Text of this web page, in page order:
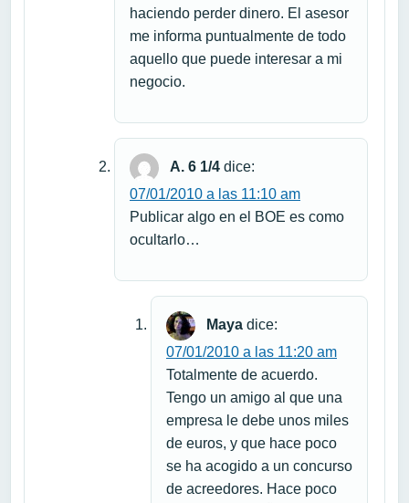
haciendo perder dinero. El asesor
me informa puntualmente de todo
aquello que puede interesar a mi
negocio.
A. 6 1/4 dice:
07/01/2010 a las 11:10 am
Publicar algo en el BOE es como
ocultarlo…
Maya dice:
07/01/2010 a las 11:20 am
Totalmente de acuerdo.
Tengo un amigo al que una
empresa le debe unos miles
de euros, y que hace poco
se ha acogido a un concurso
de acreedores. Hace poco